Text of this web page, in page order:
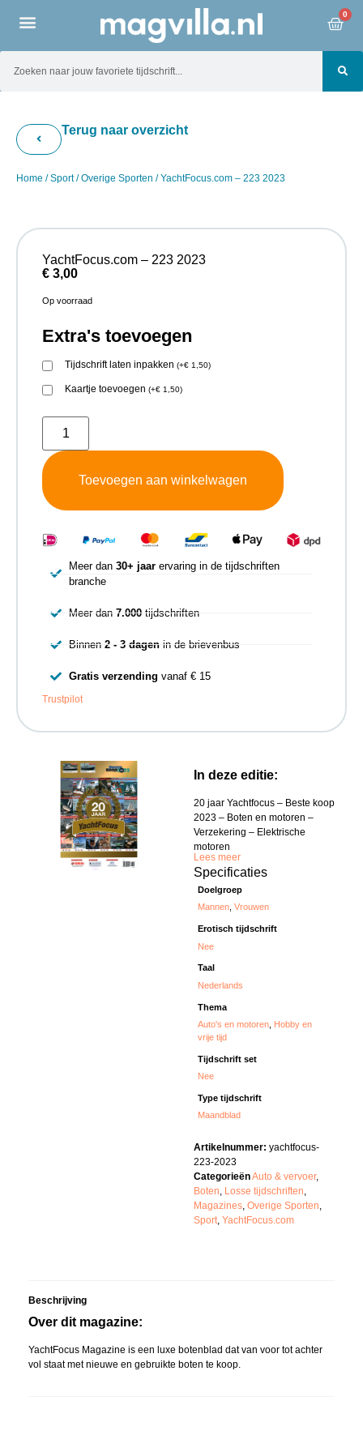
0
Terug naar overzicht
Home /Sport/Overige Sporten / YachtFocus.com – 223 2023
In deze editie:
20 jaar Yachtfocus – Beste koop
2023 – Boten en motoren –
Verzekering – Elektrische
motoren
Lees meer
Specificaties
Doelgroep
Mannen,Vrouwen
Erotisch tijdschrift
Nee
Taal
Nederlands
Thema
Auto's en motoren Hobby en
vrije tijd
Tijdschrift set
Nee
Type tijdschrift
Maandblad
Artikelnummer: yachtfocus-
223-2023
CategorieënAuto & vervoer,
Boten, Losse tijdschriften,
Magazines, Overige Sporten,
Sport, YachtFocus.com
Beschrijving
Over dit magazine:
YachtFocus Magazine is een luxe botenblad dat van voor tot achter
vol staat met nieuwe en gebruikte boten te koop.
YachtFocus.com – 223 2023
€ 3,00
Op voorraad
Extra's toevoegen
Tijdschrift laten inpakken (+€ 1,50)
Kaartje toevoegen (+€ 1,50)
Toevoegen aan winkelwagen
Meer dan 30+ jaarervaring in de tijdschriften
branche
Meer dan 7.000tijdschriften
Binnen 2 - 3 dagenin de brievenbus
Gratis verzending vanaf € 15
Trustpilot